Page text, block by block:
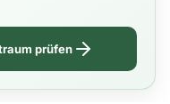
prüfen